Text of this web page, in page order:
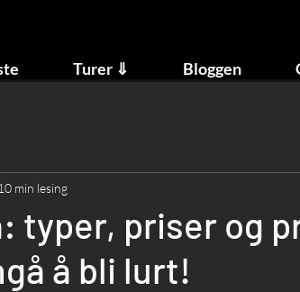
Turer ⇓ Bloggen
typer, priser og
å bli lurt!
10 min lesing